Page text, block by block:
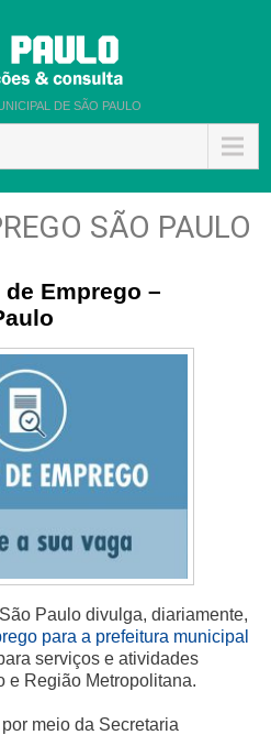
DE SÃO PAULO
SÃO PAULO
Emprego –
Paulo divulga, diariamente,
para a prefeitura municipal
serviços e atividades
e Região Metropolitana.
meio da Secretaria